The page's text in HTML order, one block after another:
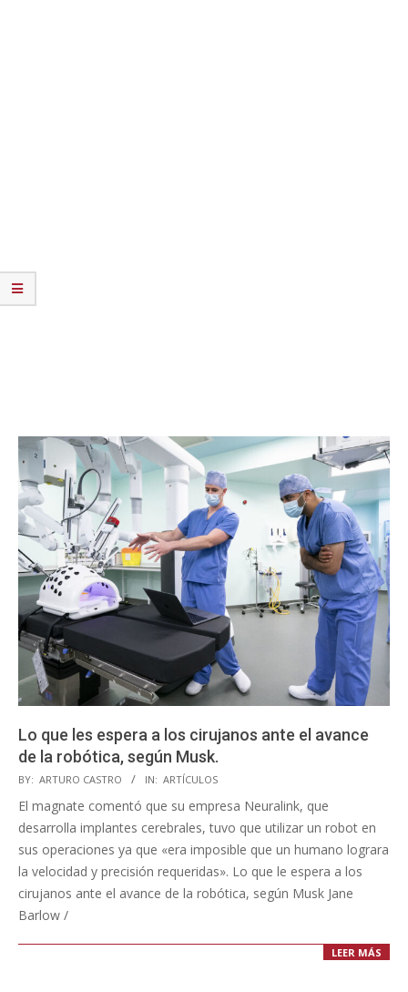
Lo que les espera a los cirujanos ante el avance
de la robótica, según Musk.
2025-
04-
28
BY: ARTURO CASTRO IN: ARTÍCULOS
El magnate comentó que su empresa Neuralink, que
desarrolla implantes cerebrales, tuvo que utilizar un robot en
sus operaciones ya que «era imposible que un humano lograra
la velocidad y precisión requeridas». Lo que le espera a los
cirujanos ante el avance de la robótica, según Musk Jane
Barlow /
LEER MÁS